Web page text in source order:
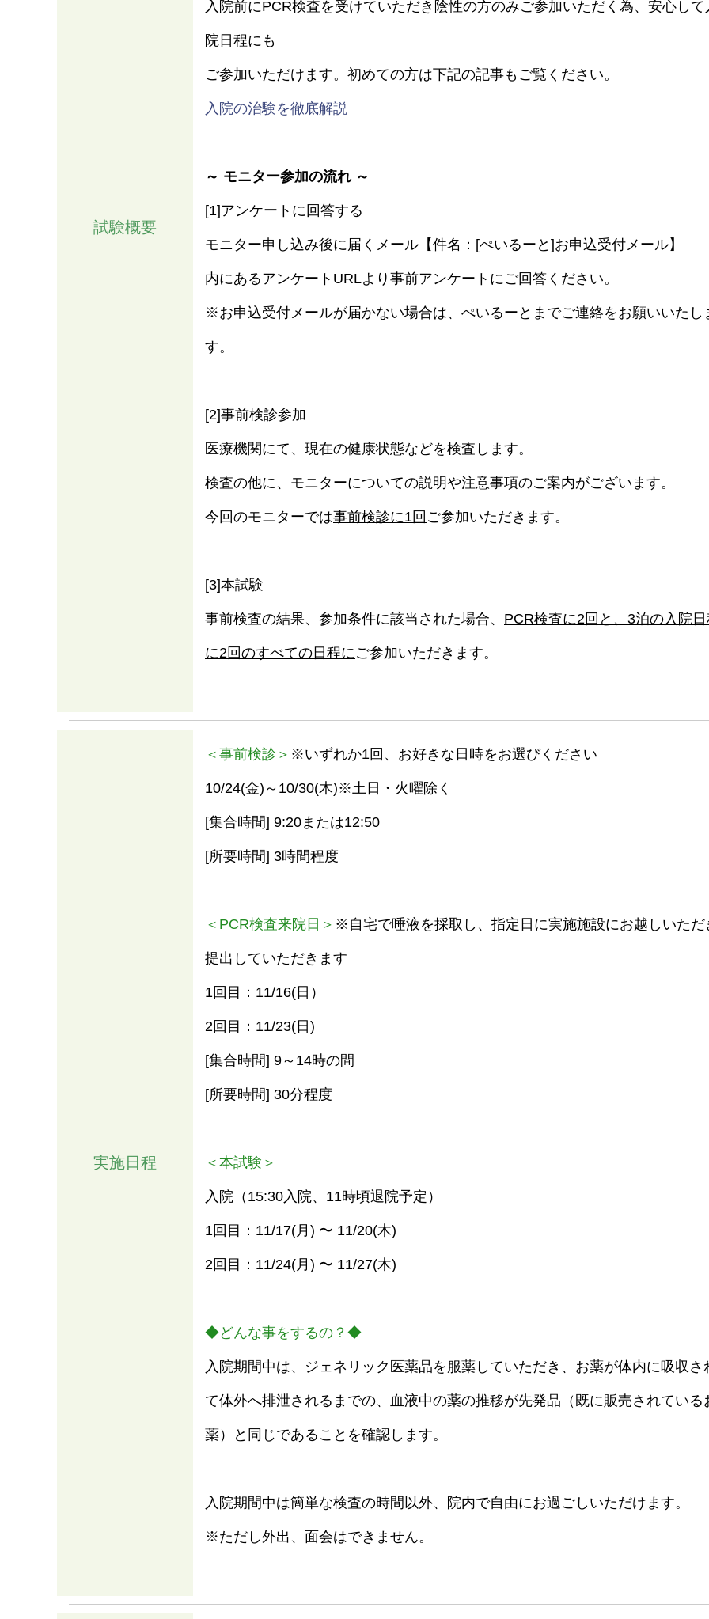
試験概要
入院前にPCR検査を受けていただき陰性の方のみご参加いただく為、安心して
院日程にも
ご参加いただけます。初めての方は下記の記事もご覧ください。
入院の治験を徹底解説
～ モニター参加の流れ ～
[1]アンケートに回答する
モニター申し込み後に届くメール【件名：[ぺいるーと]お申込受付メール】
内にあるアンケートURLより事前アンケートにご回答ください。
※お申込受付メールが届かない場合は、ぺいるーとまでご連絡をお願いいたし
す。
[2]事前検診参加
医療機関にて、現在の健康状態などを検査します。
検査の他に、モニターについての説明や注意事項のご案内がございます。
今回のモニターでは事前検診に1回 ご参加いただきます。
[3]本試験
事前検査の結果、参加条件に該当された場合、 PCR検査に2回と、3泊の入院
に2回のすべての日程にご参加いただきます。
実施日程
＜事前検診＞ ※いずれか1回、お好きな日時をお選びください
10/24(金)～10/30(木)※土日・火曜除く
[集合時間] 9:20または12:50
[所要時間] 3時間程度
＜PCR検査来院日＞ ※⾃宅で唾液を採取し、指定⽇に実施施設にお越しいただ
提出していただきます
1回目：11/16(⽇）
2回目：11/23(⽇)
[集合時間] 9～14時の間
[所要時間] 30分程度
＜本試験＞
入院（15:30入院、11時頃退院予定）
1回目：11/17(⽉) 〜 11/20(⽊)
2回目：11/24(⽉) 〜 11/27(⽊)
◆どんな事をするの？◆
入院期間中は、ジェネリック医薬品を服薬していただき、お薬が体内に吸収さ
て体外へ排泄されるまでの、血液中の薬の推移が先発品（既に販売されている
薬）と同じであることを確認します。
入院期間中は簡単な検査の時間以外、院内で自由にお過ごしいただけます。
※ただし外出、面会はできません。